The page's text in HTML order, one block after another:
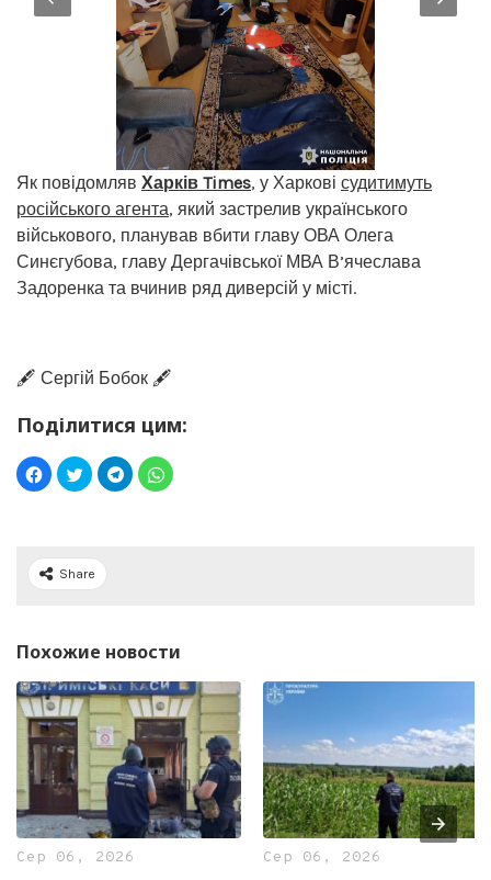
Як повідомляв Харків Times, у Харкові судитимуть
російського агента, який застрелив українського
військового, планував вбити главу ОВА Олега
Синєгубова, главу Дергачівської МВА В’ячеслава
Задоренка та вчинив ряд диверсій у місті.
🖋️ Сергій Бобок 🖋️
Поділитися цим:
Share
Похожие новости
Сер 06, 2026 Сер 06, 2026